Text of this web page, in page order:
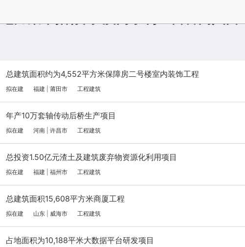
总建筑面积约为4,552平方米保障房二号楼室内装饰工程
拟在建 福建 莆田市 工程建筑
年产10万套轴传动后桥生产项目
拟在建 河南 许昌市 工程建筑
总投资1.50亿元渣土及建筑废弃物资源化利用项目
拟在建 福建 福州市 工程建筑
总建筑面积15,608平方米商厦工程
拟在建 山东 威海市 工程建筑
占地面积为10,188平米大数据平台研发项目